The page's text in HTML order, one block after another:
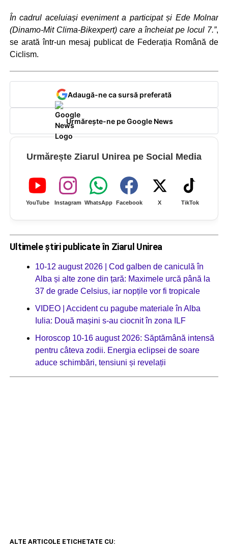
În cadrul aceluiași eveniment a participat și Ede Molnar
(Dinamo-Mit Clima-Bikexpert) care a încheiat pe locul 7.”,
se arată într-un mesaj publicat de Federația Română de
Ciclism.
Adaugă-ne ca sursă preferată
Urmărește-ne pe Google News
Urmărește Ziarul Unirea pe Social Media
YouTube Instagram WhatsApp Facebook X TikTok
Ultimele știri publicate în Ziarul Unirea
10-12 august 2026 | Cod galben de caniculă în
Alba și alte zone din țară: Maximele urcă până la
37 de grade Celsius, iar nopțile vor fi tropicale
VIDEO | Accident cu pagube materiale în Alba
Iulia: Două mașini s-au ciocnit în zona ILF
Horoscop 10-16 august 2026: Săptămână intensă
pentru câteva zodii. Energia eclipsei de soare
aduce schimbări, tensiuni și revelații
ALTE ARTICOLE ETICHETATE CU: